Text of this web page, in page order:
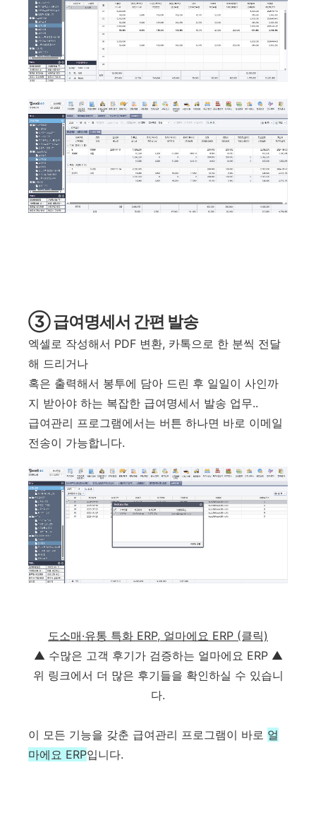
③ 급여명세서 간편 발송
엑셀로 작성해서 PDF 변환, 카톡으로 한 분씩 전달
해 드리거나
혹은 출력해서 봉투에 담아 드린 후 일일이 사인까
지 받아야 하는 복잡한 급여명세서 발송 업무..
급여관리 프로그램에서는 버튼 하나면 바로 이메일
전송이 가능합니다.
도소매·유통 특화 ERP, 얼마에요 ERP (클릭)
▲ 수많은 고객 후기가 검증하는 얼마에요 ERP ▲
위 링크에서 더 많은 후기들을 확인하실 수 있습니
다.
이 모든 기능을 갖춘 급여관리 프로그램이 바로 얼
마에요 ERP입니다.